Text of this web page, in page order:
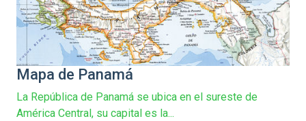
Mapa de Panamá
La República de Panamá se ubica en el sureste de
América Central, su capital es la...